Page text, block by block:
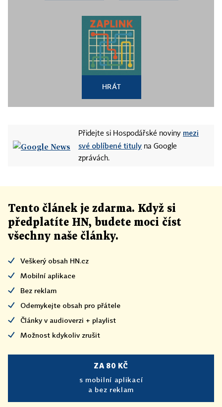
HRÁT
Přidejte si Hospodářské noviny mezi
své oblíbené tituly na Google
zprávách.
Tento článek je zdarma. Když si
předplatíte HN, budete moci číst
všechny naše články.
Veškerý obsah HN.cz
Mobilní aplikace
Bez reklam
Odemykejte obsah pro přátele
Články v audioverzi + playlist
Možnost kdykoliv zrušit
ZA 80 KČ
s mobilní aplikací
a bez reklam